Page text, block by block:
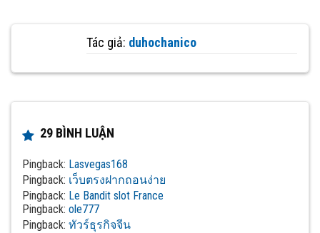
Tác giả: duhochanico
29 BÌNH LUẬN
Pingback: Lasvegas168
Pingback: เว็บตรงฝากถอนง่าย
Pingback: Le Bandit slot France
Pingback: ole777
Pingback: ทัวร์ธุรกิจจีน